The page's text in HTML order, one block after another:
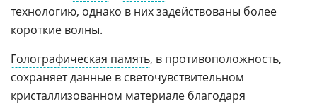
технологию, однако в них задействованы более
короткие волны.
Голографическая память, в противоположность,
сохраняет данные в светочувствительном
кристаллизованном материале благодаря